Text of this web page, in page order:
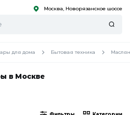
Москва, Новорязанское шоссе
для дома Бытовая техника
в Москве